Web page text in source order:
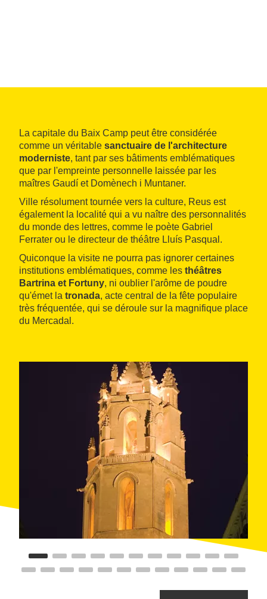
La capitale du Baix Camp peut être considérée
comme un véritable sanctuaire de l'architecture
moderniste, tant par ses bâtiments emblématiques
que par l'empreinte personnelle laissée par les
maîtres Gaudí et Domènech i Muntaner.
Ville résolument tournée vers la culture, Reus est
également la localité qui a vu naître des personnalités
du monde des lettres, comme le poète Gabriel
Ferrater ou le directeur de théâtre Lluís Pasqual.
Quiconque la visite ne pourra pas ignorer certaines
institutions emblématiques, comme les théâtres
Bartrina et Fortuny, ni oublier l'arôme de poudre
qu'émet la tronada, acte central de la fête populaire
très fréquentée, qui se déroule sur la magnifique place
du Mercadal.